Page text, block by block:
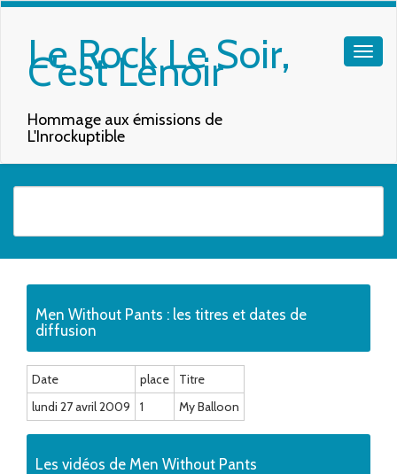
Le Rock Le Soir,
C'est Lenoir
Hommage aux émissions de
L'Inrockuptible
Men Without Pants : les titres et dates de
diffusion
Date place
Titre
lundi 27 avril 2009
1 My Balloon
Les vidéos de Men Without Pants